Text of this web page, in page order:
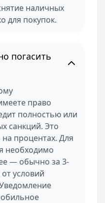
наличных
для покупок.
погасить
право
полностью или
санкций. Это
процентах. Для
необходимо
— обычно за 3-
условий